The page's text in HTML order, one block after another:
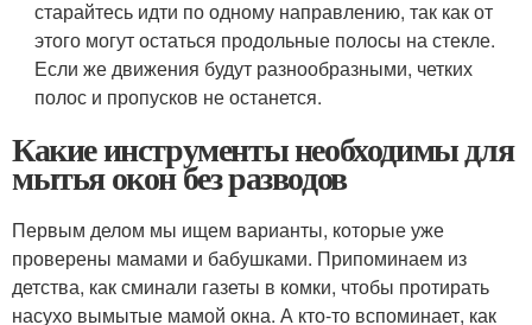
старайтесь идти по одному направлению, так как от
этого могут остаться продольные полосы на стекле.
Если же движения будут разнообразными, четких
полос и пропусков не останется.
Какие инструменты необходимы для
мытья окон без разводов
Первым делом мы ищем варианты, которые уже
проверены мамами и бабушками. Припоминаем из
детства, как сминали газеты в комки, чтобы протирать
насухо вымытые мамой окна. А кто-то вспоминает, как